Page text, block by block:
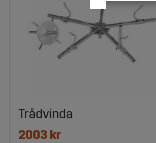
Trådvinda
2003 kr